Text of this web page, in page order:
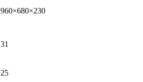
960×680×230
31
25